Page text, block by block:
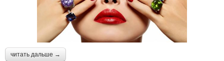
читать дальше →